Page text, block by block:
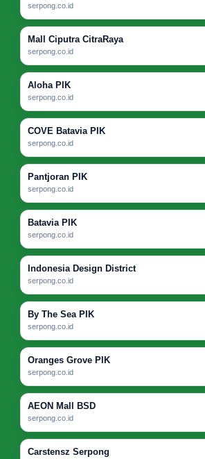
serpong.co.id
Mall Ciputra CitraRaya
serpong.co.id
Aloha PIK
serpong.co.id
COVE Batavia PIK
serpong.co.id
Pantjoran PIK
serpong.co.id
Batavia PIK
serpong.co.id
Indonesia Design District
serpong.co.id
By The Sea PIK
serpong.co.id
Oranges Grove PIK
serpong.co.id
AEON Mall BSD
serpong.co.id
Carstensz Serpong